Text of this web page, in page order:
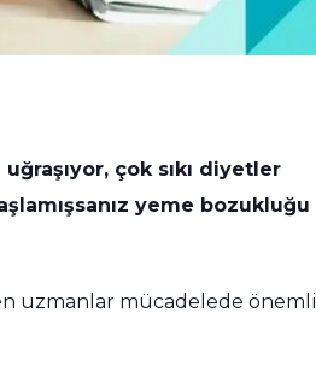
çok sıkı diyetler
yeme bozukluğu
uzmanlar mücadelede önemli